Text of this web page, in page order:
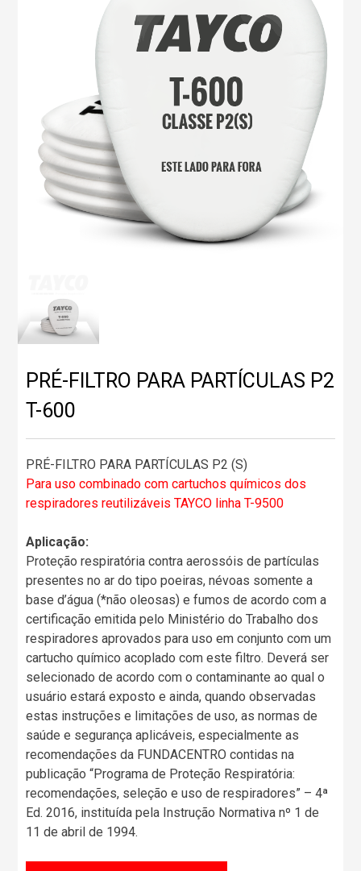
PRÉ-FILTRO PARA PARTÍCULAS P2
T-600
PRÉ-FILTRO PARA PARTÍCULAS P2 (S)
Para uso combinado com cartuchos químicos dos
respiradores reutilizáveis TAYCO linha T-9500
Aplicação:
Proteção respiratória contra aerossóis de partículas
presentes no ar do tipo poeiras, névoas somente a
base d’água (*não oleosas) e fumos de acordo com a
certificação emitida pelo Ministério do Trabalho dos
respiradores aprovados para uso em conjunto com um
cartucho químico acoplado com este filtro. Deverá ser
selecionado de acordo com o contaminante ao qual o
usuário estará exposto e ainda, quando observadas
estas instruções e limitações de uso, as normas de
saúde e segurança aplicáveis, especialmente as
recomendações da FUNDACENTRO contidas na
publicação “Programa de Proteção Respiratória:
recomendações, seleção e uso de respiradores” – 4ª
Ed. 2016, instituída pela Instrução Normativa nº 1 de
11 de abril de 1994.